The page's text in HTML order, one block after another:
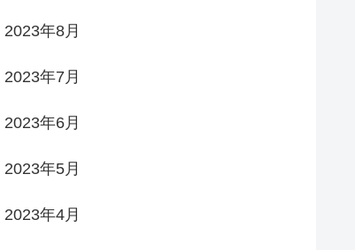
2023年8月
2023年7月
2023年6月
2023年5月
2023年4月